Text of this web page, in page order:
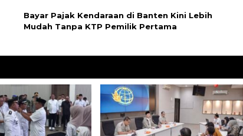
Bayar Pajak Kendaraan di Banten Kini Lebih
Mudah Tanpa KTP Pemilik Pertama